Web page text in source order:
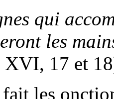
qui
les
17 et
les